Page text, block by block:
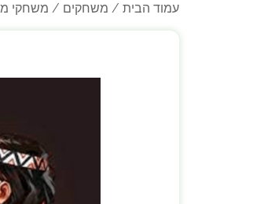
עמוד הבית / משחקים / משחקי